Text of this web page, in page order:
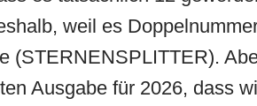
weil es
(STERNENSPLITTER).
Ausgabe für 2026, dass